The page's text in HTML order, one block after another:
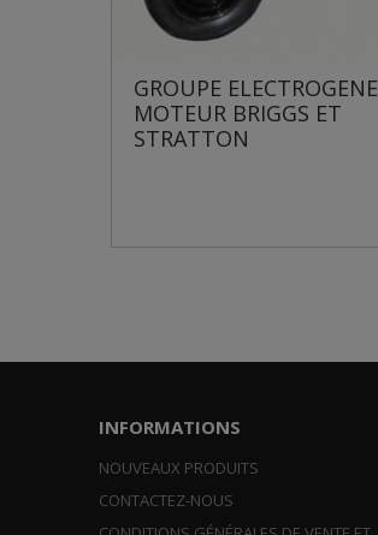
GROUPE ELECTROGENE
MOTEUR BRIGGS ET
STRATTON
INFORMATIONS
NOUVEAUX PRODUITS
CONTACTEZ-NOUS